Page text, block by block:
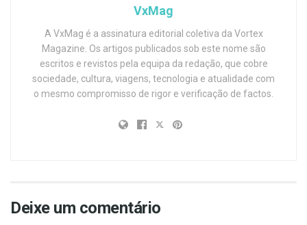
VxMag
A VxMag é a assinatura editorial coletiva da Vortex
Magazine. Os artigos publicados sob este nome são
escritos e revistos pela equipa da redação, que cobre
sociedade, cultura, viagens, tecnologia e atualidade com
o mesmo compromisso de rigor e verificação de factos.
Deixe um comentário